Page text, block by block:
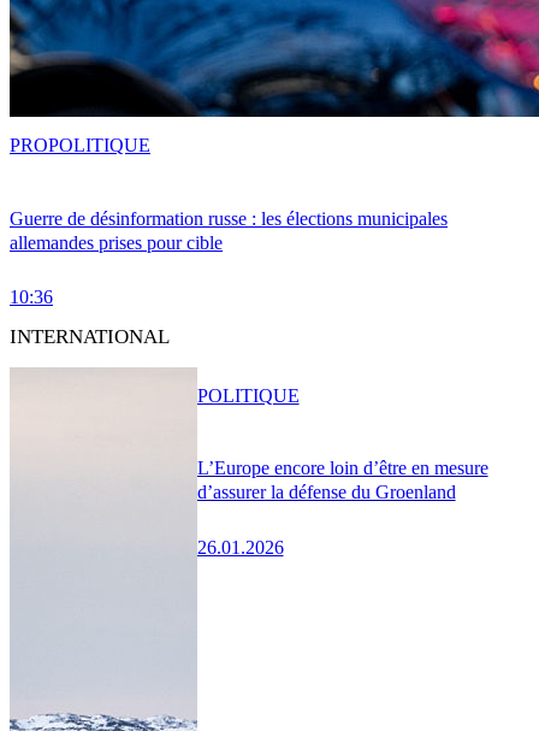
Guerre de désinformation russe : les élections municipales
allemandes prises pour cible
10:36
PROPOLITIQUE
INTERNATIONAL
L’Europe encore loin d’être en mesure
d’assurer la défense du Groenland
26.01.2026
POLITIQUE